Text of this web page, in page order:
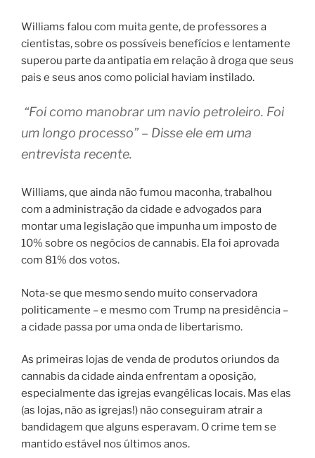
Williams falou com muita gente, de professores a
cientistas, sobre os possíveis benefícios e lentamente
superou parte da antipatia em relação à droga que seus
pais e seus anos como policial haviam instilado.
“Foi como manobrar um navio petroleiro. Foi
um longo processo” – Disse ele em uma
entrevista recente.
Williams, que ainda não fumou maconha, trabalhou
com a administração da cidade e advogados para
montar uma legislação que impunha um imposto de
10% sobre os negócios de cannabis. Ela foi aprovada
com 81% dos votos.
Nota-se que mesmo sendo muito conservadora
politicamente – e mesmo com Trump na presidência –
a cidade passa por uma onda de libertarismo.
As primeiras lojas de venda de produtos oriundos da
cannabis da cidade ainda enfrentam a oposição,
especialmente das igrejas evangélicas locais. Mas elas
(as lojas, não as igrejas!) não conseguiram atrair a
bandidagem que alguns esperavam. O crime tem se
mantido estável nos últimos anos.